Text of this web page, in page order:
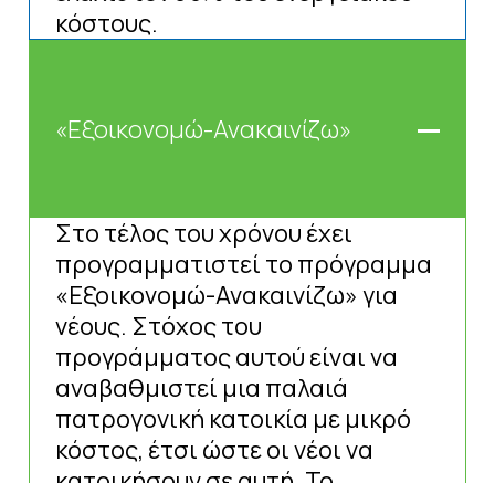
κόστους.
«Εξοικονομώ-Ανακαινίζω»
Στο τέλος του χρόνου έχει
προγραμματιστεί το πρόγραμμα
«Εξοικονομώ-Ανακαινίζω» για
νέους. Στόχος του
προγράμματος αυτού είναι να
αναβαθμιστεί μια παλαιά
πατρογονική κατοικία με μικρό
κόστος, έτσι ώστε οι νέοι να